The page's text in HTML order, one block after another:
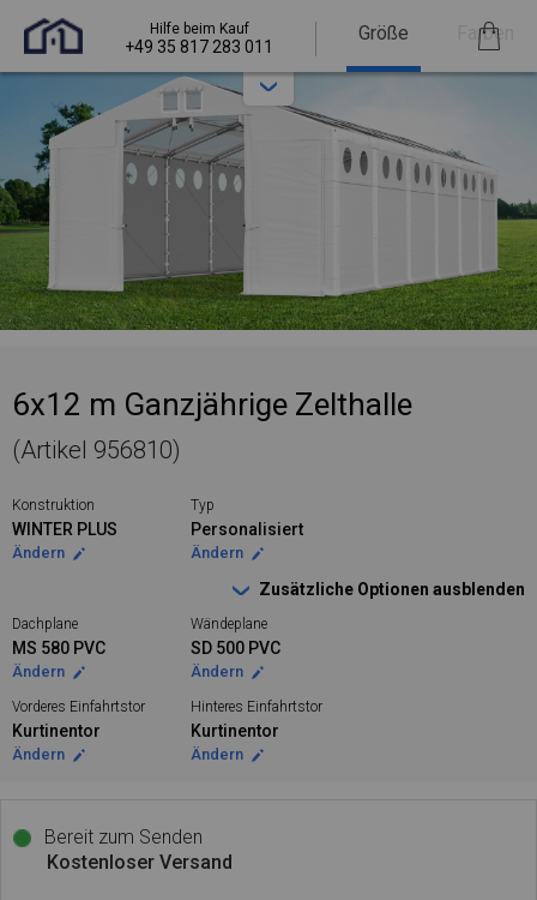
Hilfe beim Kauf
+49 35 817 283 011
Größe Farben
6x12 m Ganzjährige Zelthalle
(Artikel 956810)
Konstruktion
WINTER PLUS
Ändern
Typ
Personalisiert
Ändern
Zusätzliche Optionen ausblenden
Dachplane
MS 580 PVC
Ändern
Wändeplane
SD 500 PVC
Ändern
Vorderes Einfahrtstor
Kurtinentor
Ändern
Hinteres Einfahrtstor
Kurtinentor
Ändern
Bereit zum Senden
Kostenloser Versand